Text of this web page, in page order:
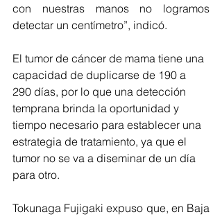
con nuestras manos no logramos
detectar un centímetro”, indicó.
El tumor de cáncer de mama tiene una
capacidad de duplicarse de 190 a
290 días, por lo que una detección
temprana brinda la oportunidad y
tiempo necesario para establecer una
estrategia de tratamiento, ya que el
tumor no se va a diseminar de un día
para otro.
Tokunaga Fujigaki expuso que, en Baja